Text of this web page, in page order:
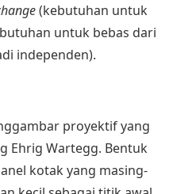
(kebutuhan untuk
untuk bebas dari
independen).
proyektif yang
Ehrig Wartegg. Bentuk
kotak yang masing-